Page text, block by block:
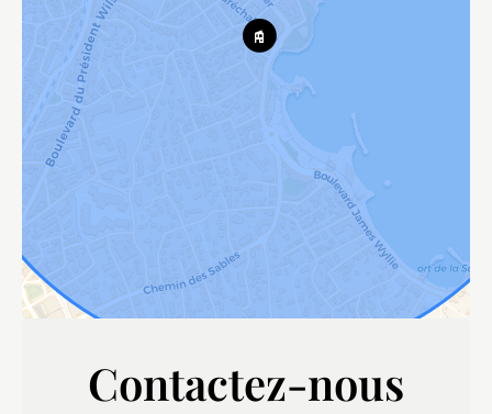
Contactez-nous